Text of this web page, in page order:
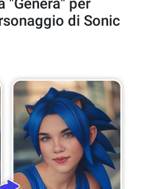
"Genera" per
di Sonic